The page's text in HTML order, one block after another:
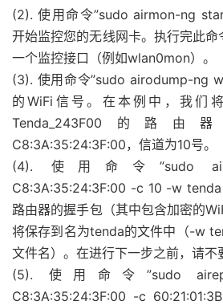
(2). 使用命令”sudo airmon-ng
开始监控您的无线网卡。执行完此
一个监控接口（例如wlan0mon）。
(3). 使用命令”sudo airodump-ng
的WiFi信号。在本例中，我们
Tenda_243F00的路由
C8:3A:35:24:3F:00，信道为10号。
(4). 使用命令”sudo
C8:3A:35:24:3F:00 -c 10 -w
路由器的握手包（其中包含加密的
将保存到名为tenda的文件中（-w
文件名）。在进行下一步之前，请不
(5). 使用命令”sudo
C8:3A:35:24:3F:00 -c